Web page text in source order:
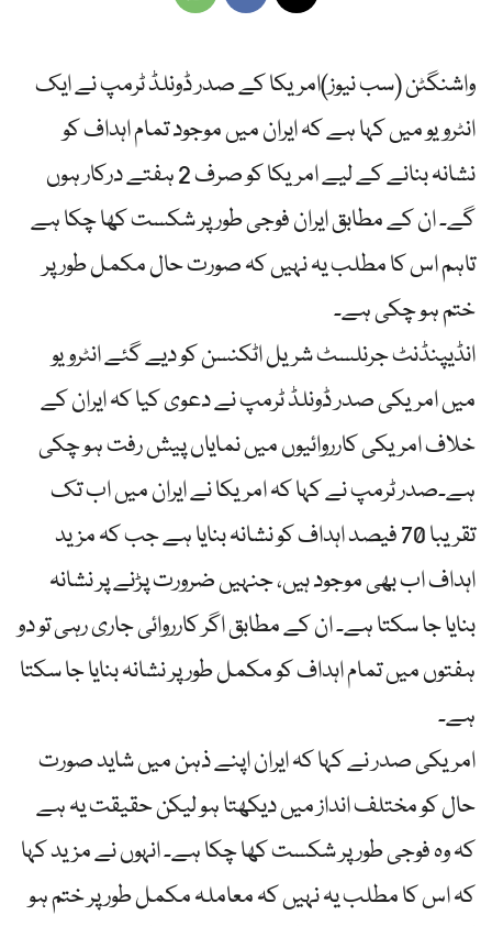
واشنگٹن (سب نیوز)امریکا کے صدر ڈونلڈ ٹرمپ نے ایک
انٹرویو میں کہا ہے کہ ایران میں موجود تمام اہداف کو
نشانہ بنانے کے لیے امریکا کو صرف 2 ہفتے درکار ہوں
گے۔ ان کے مطابق ایران فوجی طور پر شکست کھا چکا ہے
تاہم اس کا مطلب یہ نہیں کہ صورت حال مکمل طور پر
ختم ہو چکی ہے۔
انڈیپنڈنٹ جرنلسٹ شریل اٹکنسن کو دیے گئے انٹرویو
میں امریکی صدر ڈونلڈ ٹرمپ نے دعوی کیا کہ ایران کے
خلاف امریکی کارروائیوں میں نمایاں پیش رفت ہو چکی
ہے۔صدر ٹرمپ نے کہا کہ امریکا نے ایران میں اب تک
تقریبا 70 فیصد اہداف کو نشانہ بنایا ہے جب کہ مزید
اہداف اب بھی موجود ہیں، جنہیں ضرورت پڑنے پر نشانہ
بنایا جا سکتا ہے۔ ان کے مطابق اگر کارروائی جاری رہی تو دو
ہفتوں میں تمام اہداف کو مکمل طور پر نشانہ بنایا جا سکتا
ہے۔
امریکی صدر نے کہا کہ ایران اپنے ذہن میں شاید صورت
حال کو مختلف انداز میں دیکھتا ہو لیکن حقیقت یہ ہے
کہ وہ فوجی طور پر شکست کھا چکا ہے۔ انہوں نے مزید کہا
کہ اس کا مطلب یہ نہیں کہ معاملہ مکمل طور پر ختم ہو